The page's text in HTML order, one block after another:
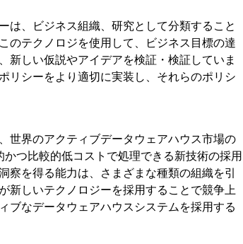
は、ビジネス組織、研究として分類すること
のテクノロジを使用して、ビジネス目標の達
新しい仮説やアイデアを検証・検証していま
リシーをより適切に実装し、それらのポリシ
世界のアクティブデータウェアハウス市場の
つ比較的低コストで処理できる新技術の採用
察を得る能力は、さまざまな種類の組織を引
新しいテクノロジーを採用することで競争上
ブなデータウェアハウスシステムを採用する